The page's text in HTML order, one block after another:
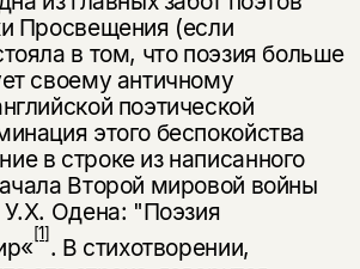
Просвещения (если
в том, что поэзия больше
своему античному
поэтической
этого беспокойства
в строке из написанного
Второй мировой войны
У.Х. Одена: "Поэзия
[1]. В стихотворении,